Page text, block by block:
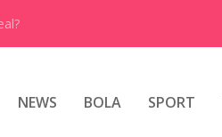
NEWS BOLA SPORT